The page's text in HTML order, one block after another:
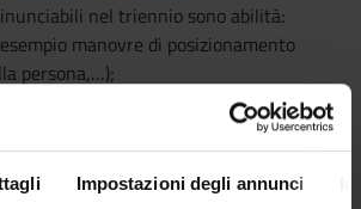
Impostazioni degli annunci
nel triennio sono abilità:
manovre di posizionamento
persona,…);
esame obiettivo;
mani, uso DPI, misure di prevenzione